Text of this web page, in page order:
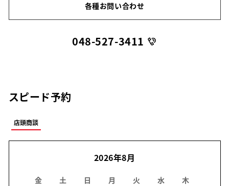
各種お問い合わせ
048-527-3411
スピード予約
店頭商談
2026年8月
金 土 日 月 火 水 木